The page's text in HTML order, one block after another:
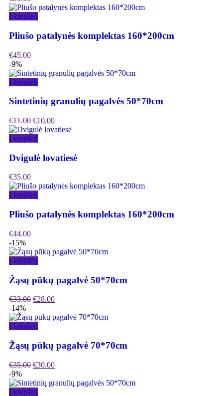
Į krepšelį
Pliušo patalynės komplektas 160*200cm
€45.00
-9%
Į krepšelį
Sintetinių granulių pagalvės 50*70cm
€11.00 €10.00
Į krepšelį
Dvigulė lovatiesė
€35.00
Į krepšelį
Pliušo patalynės komplektas 160*200cm
€44.00
-15%
Į krepšelį
Žąsų pūkų pagalvė 50*70cm
€33.00 €28.00
-14%
Į krepšelį
Žąsų pūkų pagalvė 70*70cm
€35.00 €30.00
-9%
Į krepšelį